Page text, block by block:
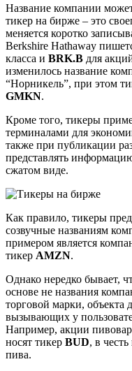
Название компании
тикер на бирже – это
меняется коротко
Berkshire Hathaway
класса и BRK.B для
изменилось название
“Норникель”, при этом
GMKN.
Кроме того, тикеры
терминалами для
также при публикации
представлять
сжатом виде.
Как правило, тикеры
созвучные названиям
примером является
тикер AMZN.
Однако нередко бывает,
основе не названия
торговой марки, объекта
вызывающих у
Например, акции
носят тикер BUD, в
пива.